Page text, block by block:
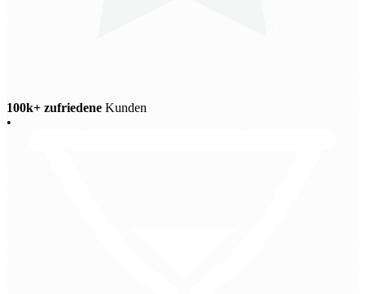
100k+ zufriedene Kunden
•